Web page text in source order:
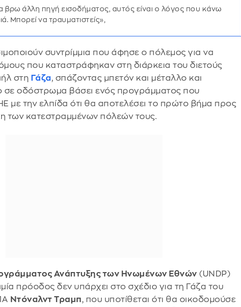
βρω άλλη πηγή εισοδήματος, αυτός είναι ο λόγος που κάνω
Μπορεί να τραυματιστείς»,
συντρίμμια που άφησε ο πόλεμος για να
που καταστράφηκαν στη διάρκεια του διετούς
στη Γάζα, σπάζοντας μπετόν και μέταλλο και
σε οδόστρωμα βάσει ενός προγράμματος που
με την ελπίδα ότι θα αποτελέσει το πρώτο βήμα προς
των κατεστραμμένων πόλεών τους.
Ανάπτυξης των Ηνωμένων Εθνών (UNDP)
πρόοδος δεν υπάρχει στο σχέδιο για τη Γάζα του
Ντόναλντ Τραμπ, που υποτίθεται ότι θα οικοδομούσε